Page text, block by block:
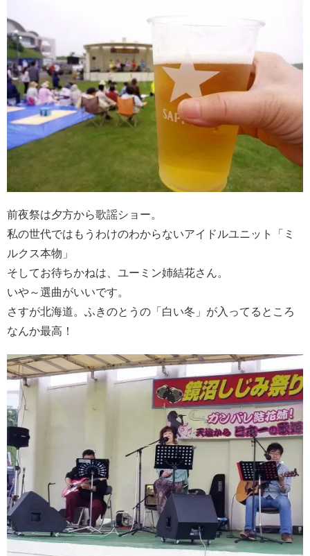
前夜祭は夕方から歌謡ショー。
私の世代ではもうわけのわからないアイドルユニット「ミ
ルクス本物」
そしてお待ちかねは、ユーミン姉結花さん。
いや～選曲がいいです。
さすが北海道。ふきのとうの「白い冬」が入ってるところ
なんか最高！